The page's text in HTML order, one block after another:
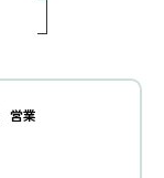
営業